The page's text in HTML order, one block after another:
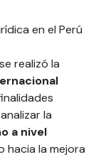
realizó la
la
a nivel
hacia la mejora